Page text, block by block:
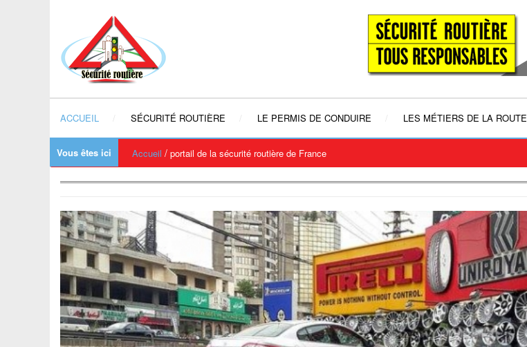
ACCUEIL SÉCURITÉ ROUTIÈRE LE PERMIS DE CONDUIRE LES MÉTIERS DE LA ROUTE
Vous êtes ici Accueil / portail de la sécurité routière de France